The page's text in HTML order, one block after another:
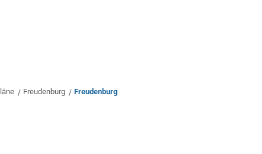
Freudenburg Freudenburg